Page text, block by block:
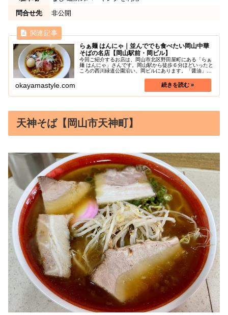
問合せ先
非公開
らぁ麺 はんにゃ｜並んででも食べたい岡山中華
そばの名店【岡山駅前・岡ビル】
今回ご紹介するお店は、岡山市北区野田屋町にある「らぁ
麺 はんにゃ」さんです。岡山駅から徒歩６分ほどいったと
ころの西川緑道公園沿い、岡ビルにあります。「醤油」と
okayamastyle.com
天神そば【岡山市天神町】